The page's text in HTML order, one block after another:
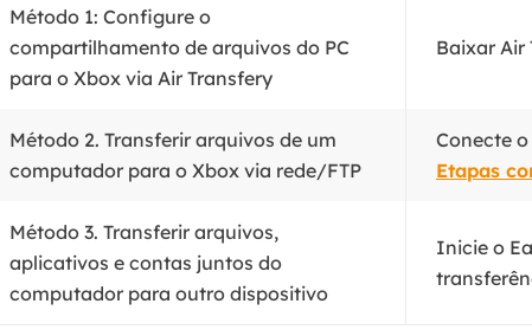
Método 1: Configure o
compartilhamento de arquivos do PC
para o Xbox via Air Transfery
Baixar Air
Método 2. Transferir arquivos de um
computador para o Xbox via rede/FTP
Conecte o
Etapas
Método 3. Transferir arquivos,
aplicativos e contas juntos do
computador para outro dispositivo
Inicie o